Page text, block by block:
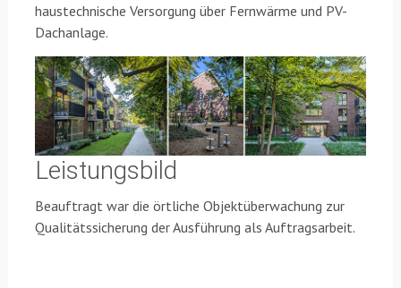
haustechnische Versorgung über Fernwärme und PV-
Dachanlage.
Leistungsbild
Beauftragt war die örtliche Objektüberwachung zur
Qualitätssicherung der Ausführung als Auftragsarbeit.